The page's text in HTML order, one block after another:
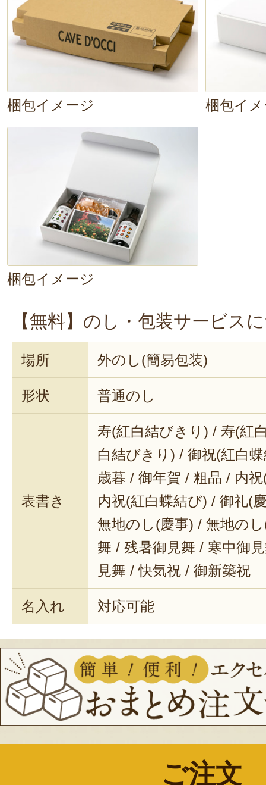
香り
ビールがさわ
ので、後味はスッキリです！
お腹
る、贅沢なひとときを味わえまし
梱包イメージ 梱包イ
梱包イメージ
【無料】のし・包装サービス
場所 外のし(簡易包装)
形状 普通のし
表書き
寿(紅白結びきり) / 寿(紅
白結びきり) / 御祝(紅白
歳暮 / 御年賀 / 粗品 / 内
内祝(紅白蝶結び) / 御礼(
無地のし(慶事) / 無地の
舞 / 残暑御見舞 / 寒中御
見舞 / 快気祝 / 御新築祝
名入れ 対応可能
ご注文